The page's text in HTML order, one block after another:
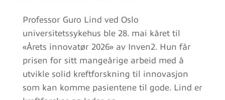
Professor Guro Lind ved Oslo
universitetssykehus ble 28. mai kåret til
«Årets innovatør 2026» av Inven2. Hun får
prisen for sitt mangeårige arbeid med å
utvikle solid kreftforskning til innovasjon
som kan komme pasientene til gode. Lind er